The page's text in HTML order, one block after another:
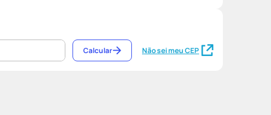
Não sei meu CEP
Calcular